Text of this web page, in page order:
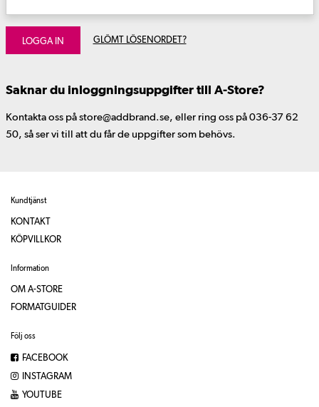
LOGGA IN GLÖMT LÖSENORDET?
Saknar du inloggningsuppgifter till A-Store?
Kontakta oss på store@addbrand.se, eller ring oss på 036-37 62
50, så ser vi till att du får de uppgifter som behövs.
Kundtjänst
KONTAKT
KÖPVILLKOR
Information
OM A-STORE
FORMATGUIDER
Följ oss
FACEBOOK
INSTAGRAM
YOUTUBE